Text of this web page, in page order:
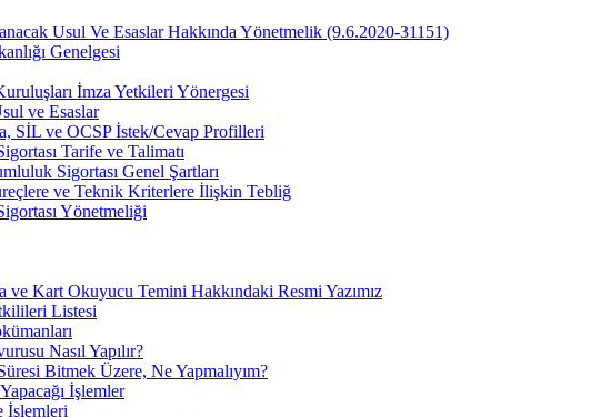
Usul Ve Esaslar Hakkında Yönetmelik (9.6.2020-31151)
Genelgesi
İmza Yetkileri Yönergesi
ve Esaslar
SİL ve OCSP İstek/Cevap Profilleri
Tarife ve Talimatı
Sigortası Genel Şartları
ve Teknik Kriterlere İlişkin Tebliğ
Yönetmeliği
Kart Okuyucu Temini Hakkındaki Resmi Yazımız
Listesi
Nasıl Yapılır?
Bitmek Üzere, Ne Yapmalıyım?
İşlemler
İşlemleri